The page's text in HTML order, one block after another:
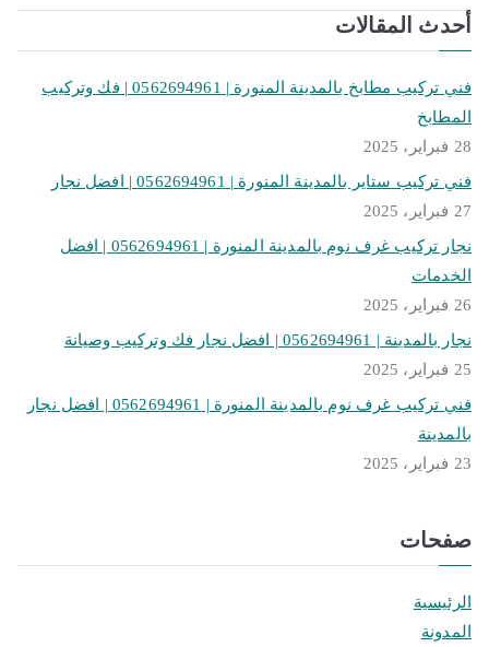
أحدث المقالات
فني تركيب مطابخ بالمدينة المنورة | 0562694961 | فك وتركيب
المطابخ
28 فبراير، 2025
فني تركيب ستاير بالمدينة المنورة | 0562694961 | افضل نجار
27 فبراير، 2025
نجار تركيب غرف نوم بالمدينة المنورة | 0562694961 | افضل
الخدمات
26 فبراير، 2025
نجار بالمدينة | 0562694961 | افضل نجار فك وتركيب وصيانة
25 فبراير، 2025
فني تركيب غرف نوم بالمدينة المنورة | 0562694961 | افضل نجار
بالمدينة
23 فبراير، 2025
صفحات
الرئيسية
المدونة